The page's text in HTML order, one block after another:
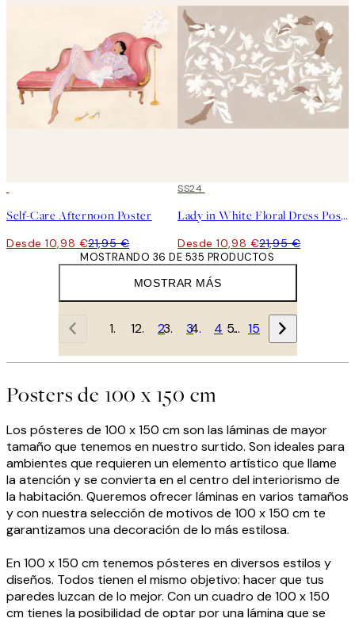
Self-Care Afternoon Poster
Desde 10,98 €21,95 €
50%*
SS24
Lady in White Floral Dress Poster
Desde 10,98 €21,95 €
MOSTRAR MÁS
MOSTRANDO 36 DE 535 PRODUCTOS
1 2 3 4 … 15
Posters de 100 x 150 cm
Los pósteres de 100 x 150 cm son las láminas de mayor
tamaño que tenemos en nuestro surtido. Son ideales para
ambientes que requieren un elemento artístico que llame
la atención y se convierta en el centro del interiorismo de
la habitación. Queremos ofrecer láminas en varios tamaños
y con nuestra selección de motivos de 100 x 150 cm te
garantizamos una decoración de lo más estilosa.
En 100 x 150 cm tenemos pósteres en diversos estilos y
diseños. Todos tienen el mismo objetivo: hacer que tus
paredes luzcan de lo mejor. Con un cuadro de 100 x 150
cm tienes la posibilidad de optar por una lámina que se